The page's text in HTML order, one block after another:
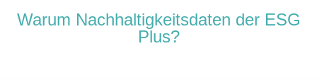
Warum Nachhaltigkeitsdaten der ESG
Plus?